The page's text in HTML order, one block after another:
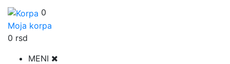
0
Moja korpa
0 rsd
MENI